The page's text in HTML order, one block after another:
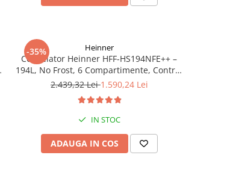
-35% Heinner
Congelator Heinner HFF-HS194NFE++ –
194L, No Frost, 6 Compartimente, Control
Electronic
2.439,32 Lei1.590,24 Lei
IN STOC
ADAUGA IN COS